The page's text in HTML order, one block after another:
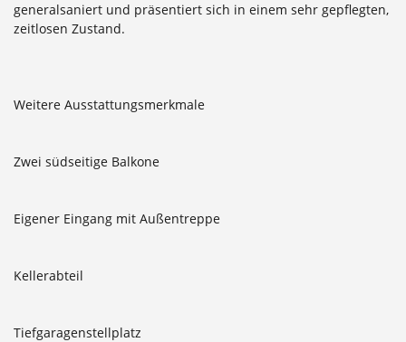
generalsaniert und präsentiert sich in einem sehr gepflegten,
zeitlosen Zustand.
Weitere Ausstattungsmerkmale
Zwei südseitige Balkone
Eigener Eingang mit Außentreppe
Kellerabteil
Tiefgaragenstellplatz